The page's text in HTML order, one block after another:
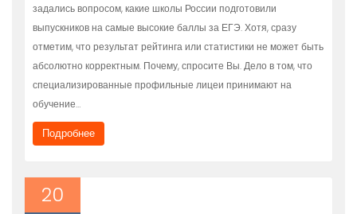
задались вопросом, какие школы России подготовили
выпускников на самые высокие баллы за ЕГЭ. Хотя, сразу
отметим, что результат рейтинга или статистики не может быть
абсолютно корректным. Почему, спросите Вы. Дело в том, что
специализированные профильные лицеи принимают на
обучение…
Подробнее
20